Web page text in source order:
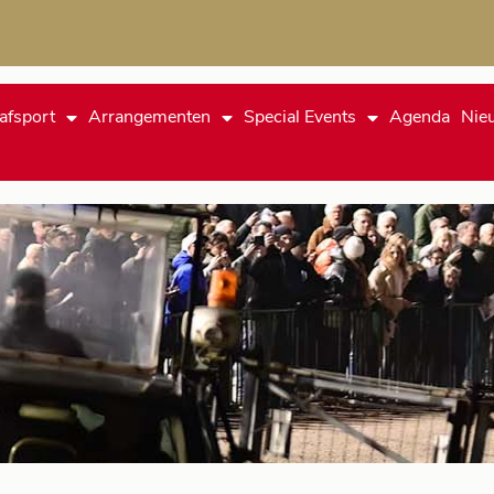
Arrangementen Special Events Agenda